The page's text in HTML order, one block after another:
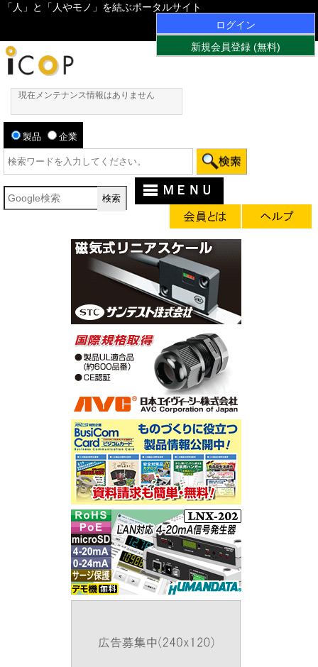
「人」と「人やモノ」を結ぶポータルサイト
ログイン
新規会員登録 (無料)
現在メンテナンス情報はありません
製品 企業
ＭＥＮＵ